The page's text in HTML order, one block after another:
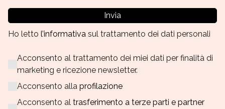
Invia
Ho letto l’informativa sul trattamento dei dati personali
Acconsento al trattamento dei miei dati per finalità di
marketing e ricezione newsletter.
Acconsento alla profilazione
Acconsento al trasferimento a terze parti e partner